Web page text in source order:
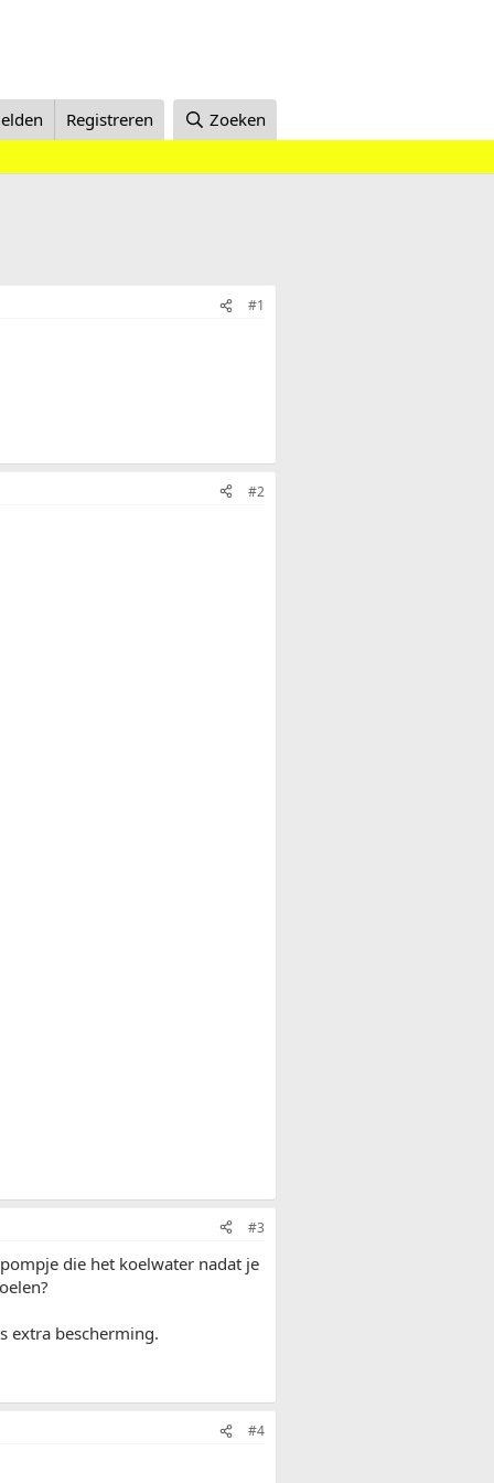
Registreren Zoeken
#1
#2
#3
die het koelwater nadat je
extra bescherming.
#4